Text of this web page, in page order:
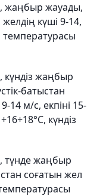
жаңбыр жауады,
күші 9-14,
температурасы
күндіз жаңбыр
батыстан
14 м/с, екпіні 15-
күндіз
түнде жаңбыр
соғатын жел